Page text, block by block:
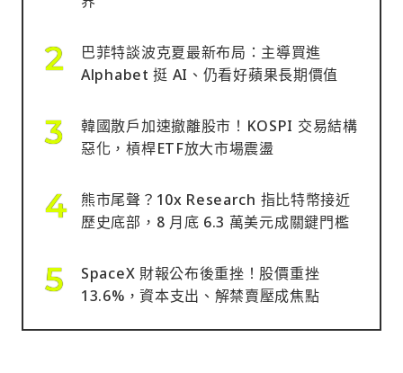
巴菲特談波克夏最新布局：主導買進
Alphabet 挺 AI、仍看好蘋果長期價值
韓國散戶加速撤離股市！KOSPI 交易結構
惡化，槓桿ETF放大市場震盪
熊市尾聲？10x Research 指比特幣接近
歷史底部，8 月底 6.3 萬美元成關鍵門檻
SpaceX 財報公布後重挫！股價重挫
13.6%，資本支出、解禁賣壓成焦點